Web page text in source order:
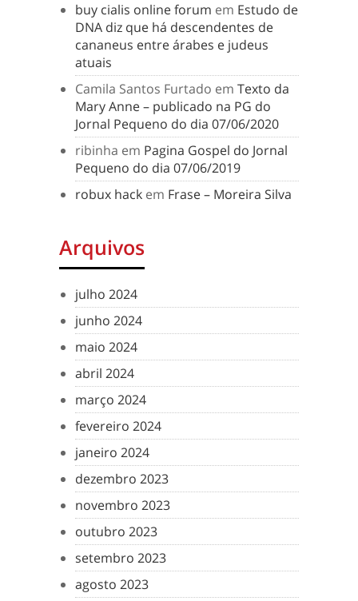
buy cialis online forum em Estudo de
DNA diz que há descendentes de
cananeus entre árabes e judeus
atuais
Camila Santos Furtado em Texto da
Mary Anne – publicado na PG do
Jornal Pequeno do dia 07/06/2020
ribinha em Pagina Gospel do Jornal
Pequeno do dia 07/06/2019
robux hack em Frase – Moreira Silva
Arquivos
julho 2024
junho 2024
maio 2024
abril 2024
março 2024
fevereiro 2024
janeiro 2024
dezembro 2023
novembro 2023
outubro 2023
setembro 2023
agosto 2023